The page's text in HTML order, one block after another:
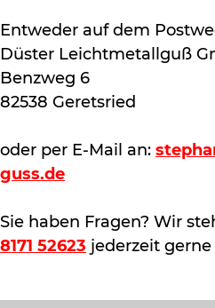
Entweder auf dem
Düster Leichtmetallguß
Benzweg 6
82538 Geretsried
oder per E-Mail an:
guss.de
Sie haben Fragen? Wir
8171 52623 jederzeit